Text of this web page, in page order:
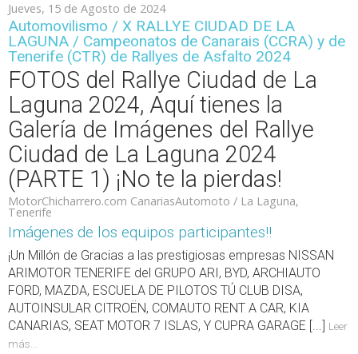
Jueves, 15 de Agosto de 2024
Automovilismo / X RALLYE CIUDAD DE LA
LAGUNA / Campeonatos de Canarais (CCRA) y de
Tenerife (CTR) de Rallyes de Asfalto 2024
FOTOS del Rallye Ciudad de La
Laguna 2024, Aquí tienes la
Galería de Imágenes del Rallye
Ciudad de La Laguna 2024
(PARTE 1) ¡No te la pierdas!
MotorChicharrero.com CanariasAutomoto / La Laguna,
Tenerife
Imágenes de los equipos participantes!!
¡Un Millón de Gracias a las prestigiosas empresas NISSAN
ARIMOTOR TENERIFE del GRUPO ARI, BYD, ARCHIAUTO
FORD, MAZDA, ESCUELA DE PILOTOS TÚ CLUB DISA,
AUTOINSULAR CITROËN, COMAUTO RENT A CAR, KIA
CANARIAS, SEAT MOTOR 7 ISLAS, Y CUPRA GARAGE [...]
Leer
más...